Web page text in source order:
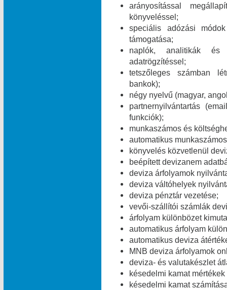
arányosítással
könyveléssel;
speciális adózási
támogatása;
naplók, analitikák és
adatrögzítéssel;
tetszőleges számban
bankok);
négy nyelvű (magyar,
partnernyilvántartás
funkciók);
munkaszámos és
automatikus
könyvelés közvetlenül
beépített devizanem
deviza árfolyamok
deviza váltóhelyek
deviza pénztár vezetése;
vevői-szállítói számlák
árfolyam különbözet
automatikus árfolyam
automatikus deviza
MNB deviza árfolyamok
deviza- és valutakészlet
késedelmi kamat
késedelmi kamat